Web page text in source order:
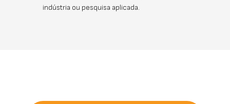
indústria ou pesquisa aplicada.